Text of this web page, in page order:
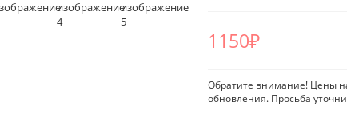
1150₽
Обратите внимание! Цены
обновления. Просьба